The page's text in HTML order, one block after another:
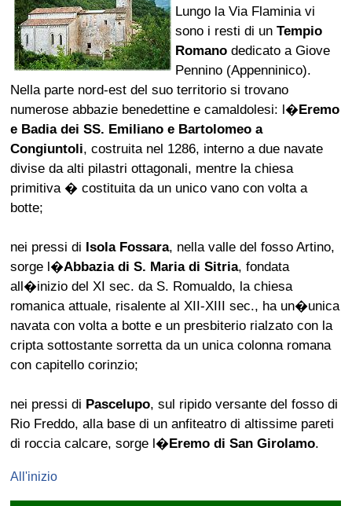
Lungo la Via Flaminia vi
sono i resti di unTempio
Romano dedicato a Giove
Pennino (Appenninico).
Nella parte nord-est del suo territorio si trovano
numerose abbazie benedettine e camaldolesi: l�Eremo
e Badia dei SS. Emiliano e Bartolomeo a
Congiuntoli, costruita nel 1286, interno a due navate
divise da alti pilastri ottagonali, mentre la chiesa
primitiva � costituita da un unico vano con volta a
botte;
nei pressi di Isola Fossara, nella valle del fosso Artino,
sorge l�Abbazia di S. Maria di Sitria, fondata
all�inizio del XI sec. da S. Romualdo, la chiesa
romanica attuale, risalente al XII-XIII sec., ha un�unica
navata con volta a botte e un presbiterio rialzato con la
cripta sottostante sorretta da un unica colonna romana
con capitello corinzio;
nei pressi di Pascelupo, sul ripido versante del fosso di
Rio Freddo, alla base di un anfiteatro di altissime pareti
di roccia calcare, sorge l�Eremo di San Girolamo.
All'inizio